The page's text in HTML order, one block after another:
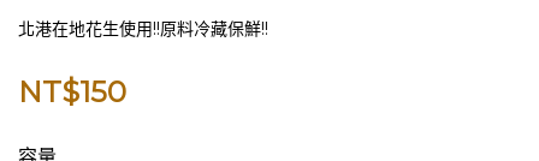
北港在地花生使用!!原料冷藏保鮮!!
NT$150